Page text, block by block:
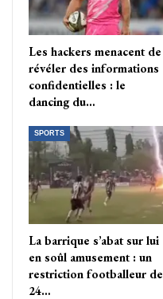
Les hackers menacent de
révéler des informations
confidentielles : le
dancing du…
SPORTS
La barrique s’abat sur lui
en soûl amusement : un
restriction footballeur de
24…